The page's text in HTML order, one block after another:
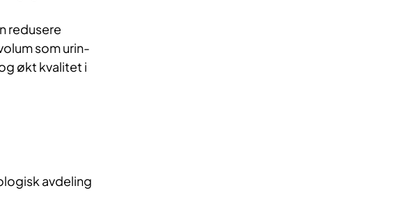
redusere
som urin-
økt kvalitet i
avdeling